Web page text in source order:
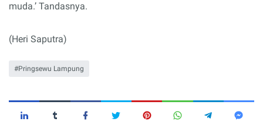
muda.’ Tandasnya.
(Heri Saputra)
Pringsewu Lampung